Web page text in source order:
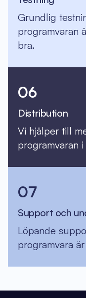
Grundlig
programvaran
bra.
06
Distribution
Vi hjälper till
programvaran
07
Support och
Löpande
programvara